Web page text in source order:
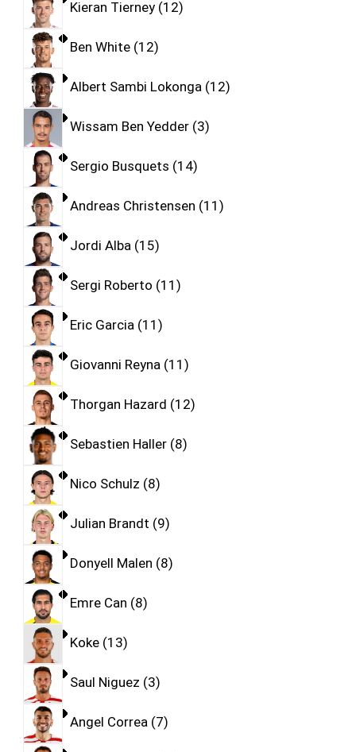
Kieran Tierney 12
Ben White 12
Albert Sambi Lokonga 12
Wissam Ben Yedder 3
Sergio Busquets 14
Andreas Christensen 11
Jordi Alba 15
Sergi Roberto 11
Eric Garcia 11
Giovanni Reyna 11
Thorgan Hazard 12
Sebastien Haller 8
Nico Schulz 8
Julian Brandt 9
Donyell Malen 8
Emre Can 8
Koke 13
Saul Niguez 3
Angel Correa 7